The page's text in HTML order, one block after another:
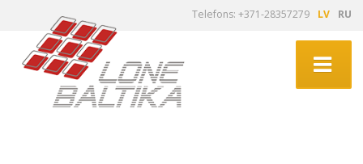
Telefons: +371-28357279 LV RU